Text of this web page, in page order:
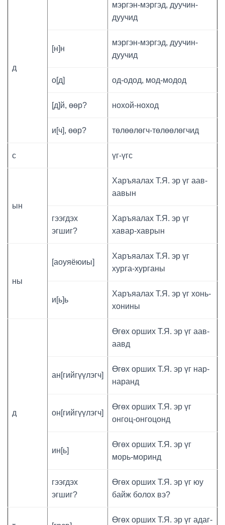
д
мэргэн-мэргэд, дуучин-
дуучид
[н]н
мэргэн-мэргэд, дуучин-
дуучид
о[д] од-одод, мод-модод
[д]й, өөр? нохой-ноход
и[ч], өөр? төлөөлөгч-төлөөлөгчид
с үг-үгс
ын
Харъяалах Т.Я. эр үг аав-
аавын
гээгдэх
эгшиг?
Харъяалах Т.Я. эр үг
хавар-хаврын
ны
[аоуяёюиы]
Харъяалах Т.Я. эр үг
хурга-хурганы
и[ь]ь
Харъяалах Т.Я. эр үг хонь-
хонины
д
Өгөх орших Т.Я. эр үг аав-
аавд
ан[гийгүүлэгч]
Өгөх орших Т.Я. эр үг нар-
наранд
он[гийгүүлэгч]
Өгөх орших Т.Я. эр үг
онгоц-онгоцонд
ин[ь]
Өгөх орших Т.Я. эр үг
морь-моринд
гээгдэх
эгшиг?
Өгөх орших Т.Я. эр үг юу
байж болох вэ?
Өгөх орших Т.Я. эр үг адаг-